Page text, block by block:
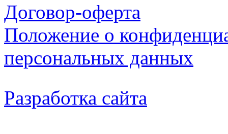
Договор-оферта
Положение о
персональных данных
Разработка сайта